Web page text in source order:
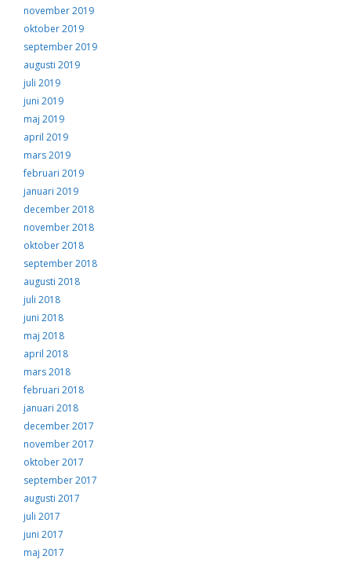
november 2019
oktober 2019
september 2019
augusti 2019
juli 2019
juni 2019
maj 2019
april 2019
mars 2019
februari 2019
januari 2019
december 2018
november 2018
oktober 2018
september 2018
augusti 2018
juli 2018
juni 2018
maj 2018
april 2018
mars 2018
februari 2018
januari 2018
december 2017
november 2017
oktober 2017
september 2017
augusti 2017
juli 2017
juni 2017
maj 2017